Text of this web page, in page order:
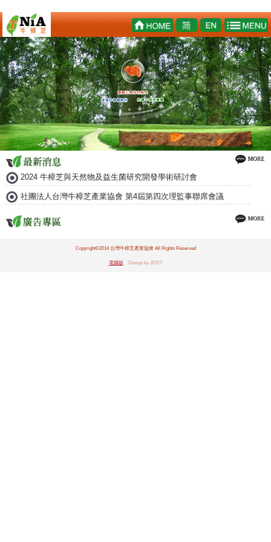
2024 牛樟芝與天然物及益生菌研究開發學術研討會
社團法人台灣牛樟芝產業協會 第4屆第四次理監事聯席會議
Copyright©2014 台灣牛樟芝產業協會 All Rights Reserved
電腦版 Design by JDDT